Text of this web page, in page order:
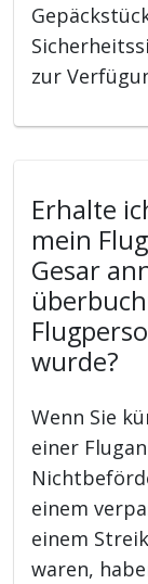
zur
Erhalte
mein
Gesar
wurde?
Wenn Sie
einer
einem
einem
waren,